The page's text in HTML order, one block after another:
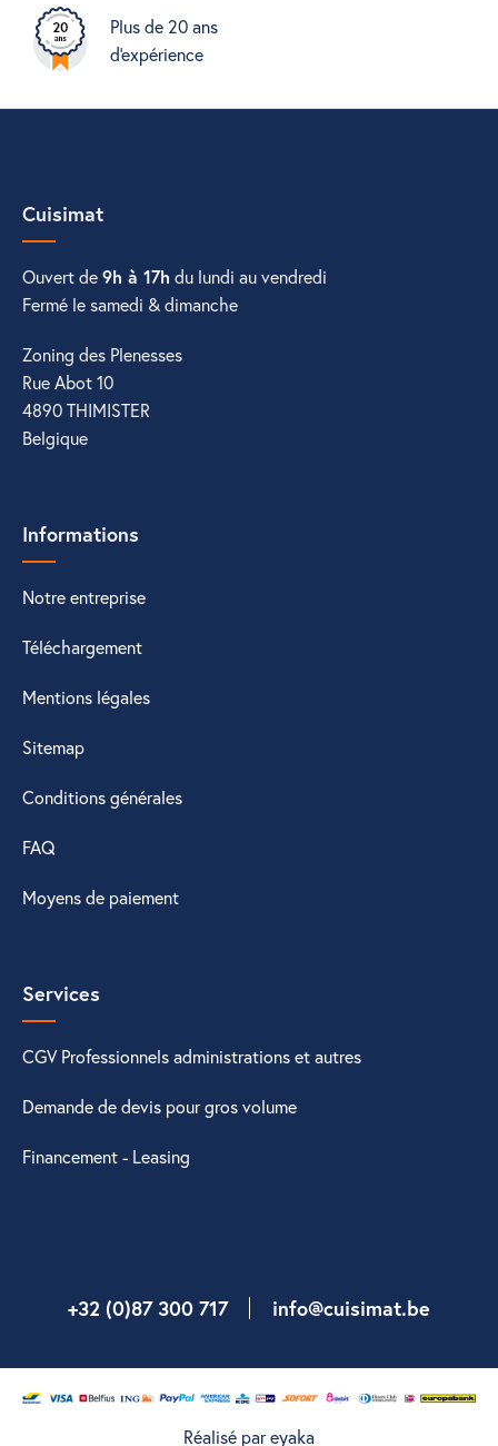
Plus de 20 ans
d'expérience
Cuisimat
Ouvert de9h à 17h du lundi au vendredi
Fermé le samedi & dimanche
Zoning des Plenesses
Rue Abot 10
4890 THIMISTER
Belgique
Informations
Notre entreprise
Téléchargement
Mentions légales
Sitemap
Conditions générales
FAQ
Moyens de paiement
Services
CGV Professionnels administrations et autres
Demande de devis pour gros volume
Financement - Leasing
+32 (0)87 300 717 info@cuisimat.be
Réalisé par eyaka